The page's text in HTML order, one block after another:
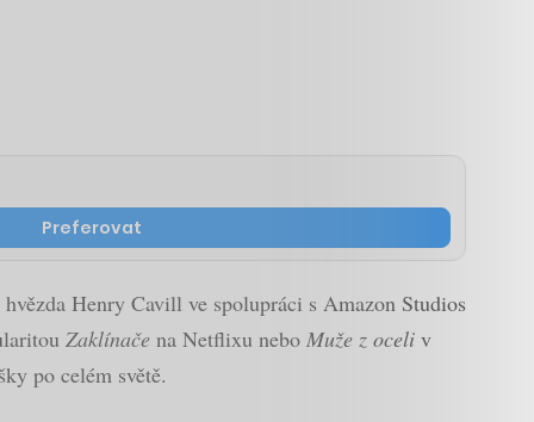
Preferovat
Henry Cavill ve spolupráci s Amazon Studios
Zaklínače na Netflixu nebo Muže z oceli v
po celém světě.